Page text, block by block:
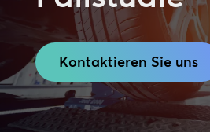
Kontaktieren Sie uns